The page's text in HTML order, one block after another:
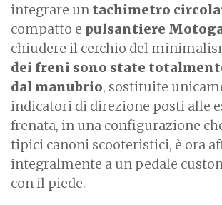
integrare un tachimetro
compatto e pulsantiere
chiudere il cerchio del
dei freni sono state
dal manubrio, sostituite
indicatori di direzione posti alle
frenata, in una configurazione
tipici canoni scooteristici, è ora
integralmente a un pedale
con il piede.